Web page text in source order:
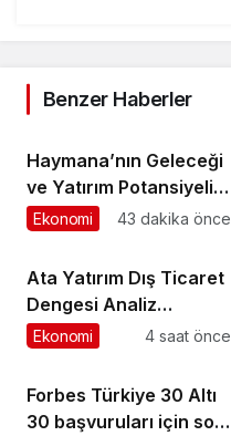
Benzer Haberler
Haymana’nın Geleceği
ve Yatırım Potansiyeli
Masaya Yatırıldı
Ekonomi 43 dakika önce
Ata Yatırım Dış Ticaret
Dengesi Analiz
Raporunu Yayımladı
Ekonomi 4 saat önce
Forbes Türkiye 30 Altı
30 başvuruları için son